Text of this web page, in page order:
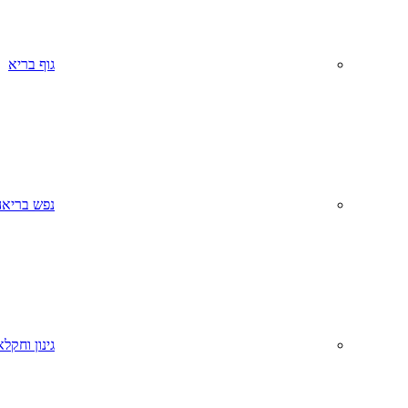
גוף בריא
נפש
גינון